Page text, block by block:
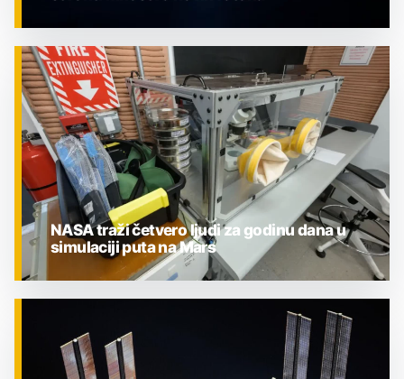
ZNANOST
NASA traži četvero ljudi za godinu dana u
simulaciji puta na Mars